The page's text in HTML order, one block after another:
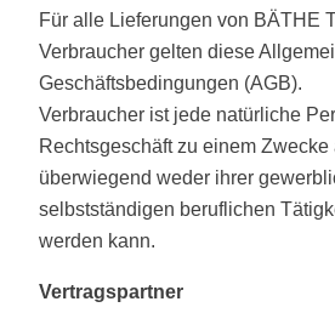
Für alle Lieferungen von BÄTHE
Verbraucher gelten diese
Geschäftsbedingungen (AGB).
Verbraucher ist jede natürliche
Rechtsgeschäft zu einem
überwiegend weder ihrer
selbstständigen beruflichen
werden kann.
Vertragspartner